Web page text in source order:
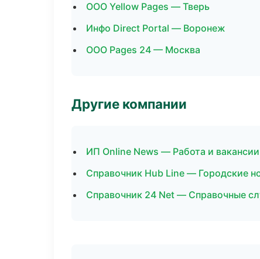
ООО Yellow Pages — Тверь
Инфо Direct Portal — Воронеж
ООО Pages 24 — Москва
Другие компании
ИП Online News — Работа и
Справочник Hub Line — Городские
Справочник 24 Net — Справочные